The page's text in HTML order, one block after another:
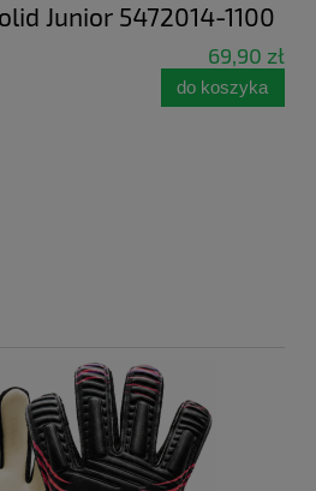
Junior 5472014-1100
69,90 zł
do koszyka